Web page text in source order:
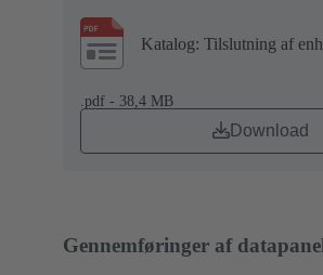
Katalog: Tilslutning af
.pdf - 38,4 MB
Download
Gennemføringer af